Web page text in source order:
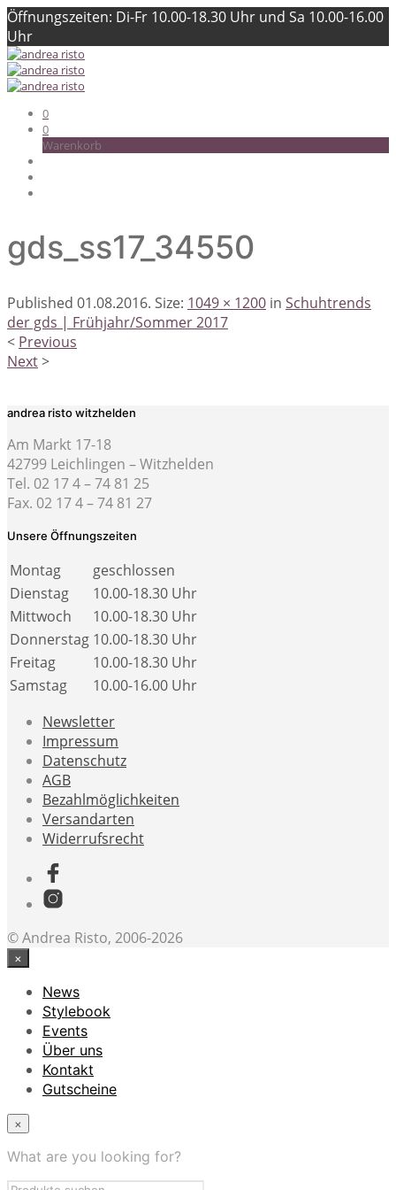
Öffnungszeiten: Di-Fr 10.00-18.30 Uhr und Sa 10.00-16.00
Uhr
0
0
Warenkorb
gds_ss17_34550
Published 01.08.2016. Size: 1049 × 1200 in Schuhtrends
der gds | Frühjahr/Sommer 2017
< Previous
Next>
andrea risto witzhelden
Am Markt 17-18
42799 Leichlingen – Witzhelden
Tel. 02 17 4 – 74 81 25
Fax. 02 17 4 – 74 81 27
Unsere Öffnungszeiten
Montag
geschlossen
Dienstag
10.00-18.30 Uhr
Mittwoch
10.00-18.30 Uhr
Donnerstag 10.00-18.30 Uhr
Freitag
10.00-18.30 Uhr
Samstag
10.00-16.00 Uhr
Newsletter
Impressum
Datenschutz
AGB
Bezahlmöglichkeiten
Versandarten
Widerrufsrecht
© Andrea Risto, 2006-2026
×
News
Stylebook
Events
Über uns
Kontakt
Gutscheine
×
What are you looking for?